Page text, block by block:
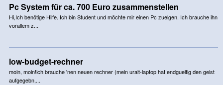
Pc System für ca. 700 Euro zusammenstellen
Hi,Ich benötige Hilfe. Ich bin Student und möchte mir einen Pc zuelgen. Ich brauche ihn
vorallem z...
low-budget-rechner
moin, moin!ich brauche 'nen neuen rechner (mein uralt-laptop hat endgueltig den geist
aufgegebn,...